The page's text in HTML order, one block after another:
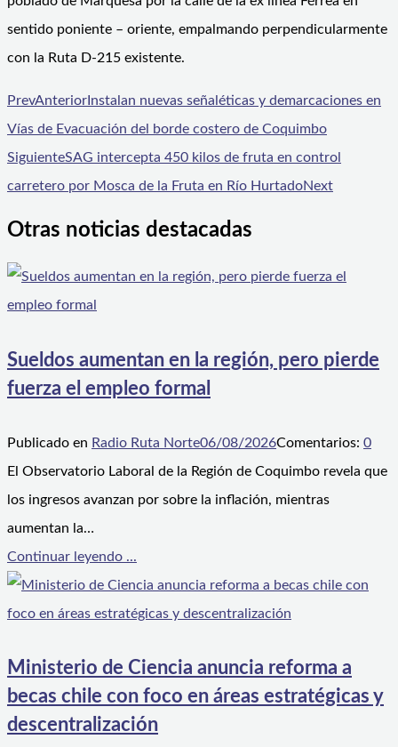
sentido poniente – oriente, empalmando perpendicularmente
con la Ruta D-215 existente.
PrevAnteriorInstalan nuevas señaléticas y demarcaciones en
Vías de Evacuación del borde costero de Coquimbo
SiguienteSAG intercepta 450 kilos de fruta en control
carretero por Mosca de la Fruta en Río HurtadoNext
Otras noticias destacadas
Sueldos aumentan en la región, pero pierde
fuerza el empleo formal
Publicado en Radio Ruta Norte06/08/2026Comentarios: 0
El Observatorio Laboral de la Región de Coquimbo revela que
los ingresos avanzan por sobre la inflación, mientras
aumentan la…
Continuar leyendo ...
Ministerio de Ciencia anuncia reforma a
becas chile con foco en áreas estratégicas y
descentralización